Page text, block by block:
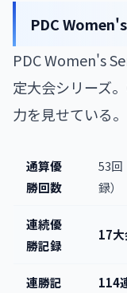
PDC
PDC Women's
定大会シリーズ
力を見せている。
通算優
勝回数
53回
録）
連続優
勝記録
17
連勝記 114